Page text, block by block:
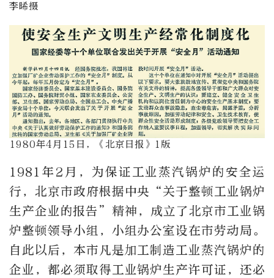
李晞摄
1980年4月15日，《北京日报》1版
1981年2月，为保证工业蒸汽锅炉的安全运
行，北京市政府根据中央“关于整顿工业锅炉
生产企业的报告”精神，成立了北京市工业锅
炉整顿领导小组，小组办公室设在市劳动局。
自此以后，本市凡是加工制造工业蒸汽锅炉的
企业，都必须取得工业锅炉生产许可证，还必